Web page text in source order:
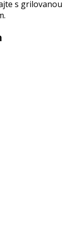
s grilovanou